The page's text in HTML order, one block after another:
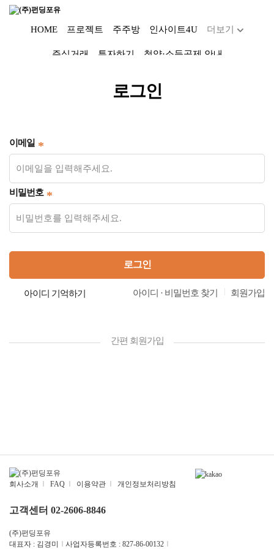
HOME 프로젝트 주주방 인사이트4U 더보기
주식거래 투자하기 청약·소득공제 안내
로그인
이메일
비밀번호
로그인
아이디 기억하기 회원가입
아이디 · 비밀번호 찾기
간편 회원가입
회사소개 | FAQ | 이용약관 | 개인정보처리방침
고객센터 02-2606-8846
(주)펀딩포유
대표자 : 김경미
| 사업자등록번호 : 827-86-00132 |